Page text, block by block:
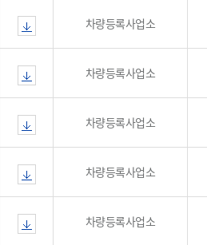
계등록시스템
소
민원
포털
원창구
조업
재난안전
재해예방
체육 시민대상보험
고유가 피해지원금
군산사랑배달 배달의명수
카드수수료 지원
소상공인지원
관련기관 안내
군산시착한가격업소
경제동향
가정보
사회조사
업체조사
통계연보
년통계
주민등록통계
류외국인 현황
행정규제개혁
규제신문고
규제입증요청
규제정보포털
차량등록사업소
차량등록사업소
차량등록사업소
차량등록사업소
차량등록사업소